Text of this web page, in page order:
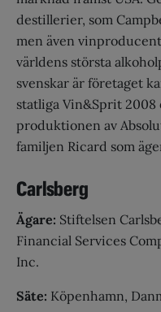
destillerier, som
men även
världens största
svenskar är företaget
statliga Vin&Sprit
produktionen av
familjen Ricard som
Carlsberg
Ägare: Stiftelsen
Financial Services
Inc.
Säte: Köpenhamn,